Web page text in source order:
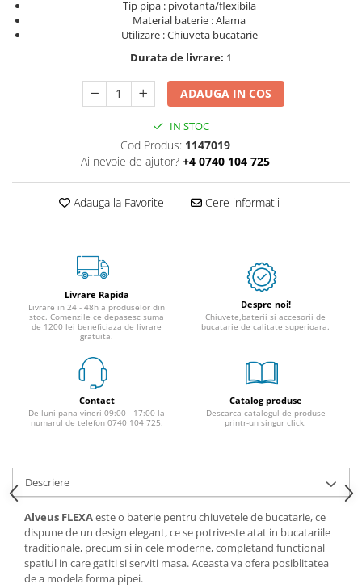
Tip pipa : pivotanta/flexibila
Material baterie : Alama
Utilizare : Chiuveta bucatarie
Durata de livrare: 1
ADAUGA IN COS
IN STOC
Cod Produs: 1147019
Ai nevoie de ajutor? +4 0740 104 725
Adauga la Favorite Cere informatii
Livrare Rapida
Livrare in 24 - 48h a produselor din
stoc. Comenzile ce depasesc suma
de 1200 lei beneficiaza de livrare
gratuita.
Despre noi!
Chiuvete,baterii si accesorii de
bucatarie de calitate superioara.
Contact
De luni pana vineri 09:00 - 17:00 la
numarul de telefon 0740 104 725.
Catalog produse
Descarca catalogul de produse
printr-un singur click.
Descriere
Alveus FLEXAeste o baterie pentru chiuvetele de bucatarie, ce
dispune de un design elegant, ce se potriveste atat in bucatariile
traditionale, precum si in cele moderne, completand functional
spatiul in care gatiti si serviti masa. Aceasta va ofera posiblitatea
de a modela forma pipei.